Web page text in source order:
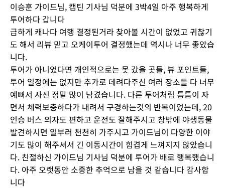
이승훈 가이드님, 캡틴 기사님 덕분에 3박4일 아주 행복하게
투어하다 갑니다
급하게 캐나다 여행 결정된거라 찾아볼 시간이 없었고 귀찮기
도 해서 리뷰 믿고 오케이투어 결정했는데 역시나 너무 좋았습
니다.
투어가 아니었다면 개인적으로는 못 갔을 곳들, 뷰 포인트들,
투어 일정에는 없지만 추가로 데려다주신 여러 장소들 다 너무
예뻐서 사진 정말 많이 남겼습니다. 다른 투어처럼 틈틈이 자
면서 체력보충하다가 내려서 구경하는것의 반복이었는데, 20
인승 버스 의자도 편하고 운전도 잘해주시고 창밖에 야생동물
발견하시면 일부러 천천히 가주시고 가이드님이 다양한 이야
기도 많이 해주셔서 긴 이동시간이 힘겹게 느껴지지 않았습니
다. 친절하신 가이드님 기사님 덕분에 투어가 배로 행복했습니
다. 아주 오랫동안 소중한 추억으로 남을 것 같습니다 감사합
니다